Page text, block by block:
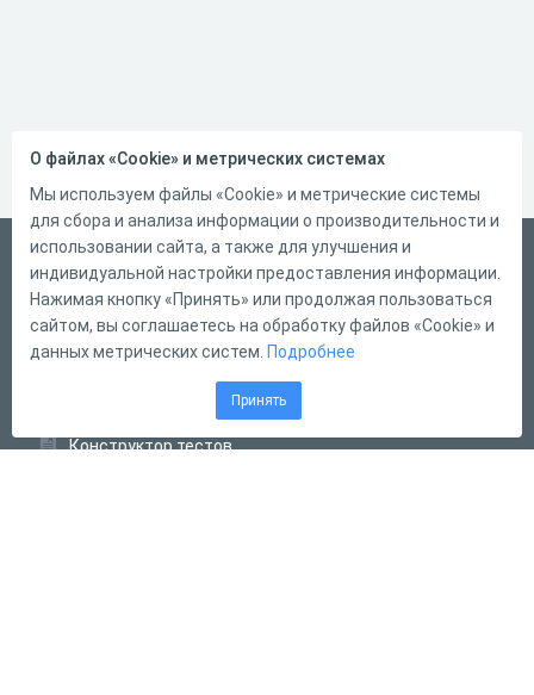
Русский
Справка
Форма обратной связи
Конструктор тестов
О файлах «Cookie» и метрических системах
Мы используем файлы «Cookie» и метрические системы
для сбора и анализа информации о производительности и
использовании сайта, а также для улучшения и
индивидуальной настройки предоставления информации.
Нажимая кнопку «Принять» или продолжая пользоваться
сайтом, вы соглашаетесь на обработку файлов «Cookie» и
данных метрических систем. Подробнее
Принять